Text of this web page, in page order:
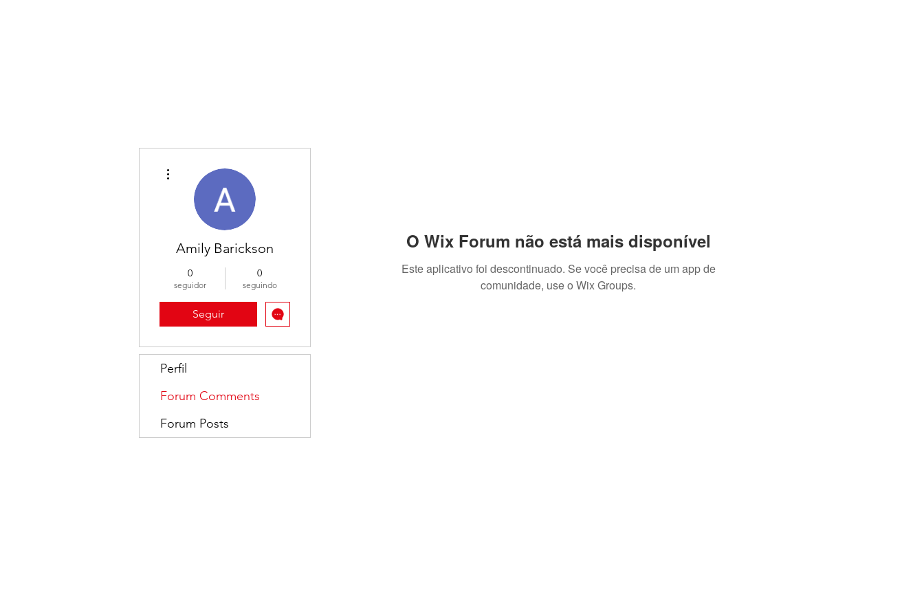
O Wix Forum não está mais disponível
Este aplicativo foi descontinuado. Se você precisa de um app de
comunidade, use o Wix Groups.
Amily Barickson
0
seguidor
0
seguindo
Seguir
Perfil
Forum Comments
Forum Posts